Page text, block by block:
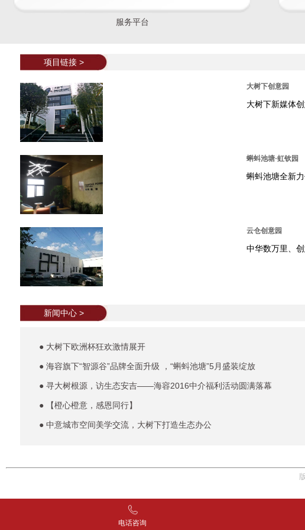
服务平台
项目链接 >
大树下创意园
大树下新媒体
蝌蚪池塘·虹钦园
蝌蚪池塘全新
云仓创意园
中华数万里、创
新闻中心 >
● 大树下欧洲杯狂欢激情展开
● 海容旗下“智源谷”品牌全面升级 ，“蝌蚪池塘”5月盛装绽放
● 寻大树根源，访生态安吉——海容2016中介福利活动圆满落幕
● 【橙心橙意，感恩同行】
● 中意城市空间美学交流，大树下打造生态办公
电话咨询